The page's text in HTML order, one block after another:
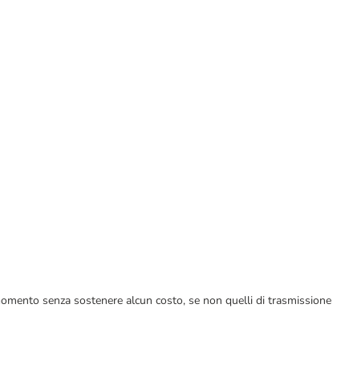
senza sostenere alcun costo, se non quelli di trasmissione